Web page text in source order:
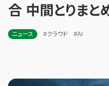
合 中間とりまと
ニュース #クラウド #AI